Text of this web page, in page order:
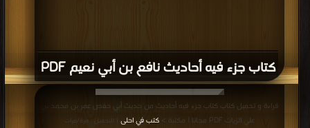
كتاب جزء فيه أحاديث نافع بن أبي نعيم PDF
قراءة و تحميل كتاب كتاب جزء فيه أحاديث من حديث أبي حفص عمر بن محمد بن
علي الزيات PDF مجانا | مكتبة >
كتب في احلى | التحميل : مرة/مرات